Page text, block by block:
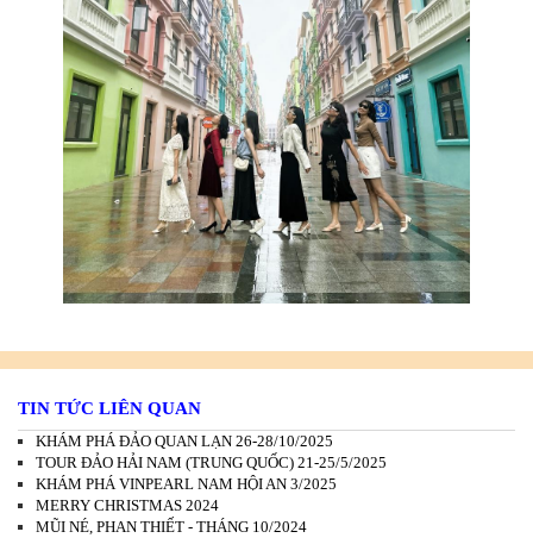
TIN TỨC LIÊN QUAN
KHÁM PHÁ ĐẢO QUAN LẠN 26-28/10/2025
TOUR ĐẢO HẢI NAM (TRUNG QUỐC) 21-25/5/2025
KHÁM PHÁ VINPEARL NAM HỘI AN 3/2025
MERRY CHRISTMAS 2024
MŨI NÉ, PHAN THIẾT - THÁNG 10/2024